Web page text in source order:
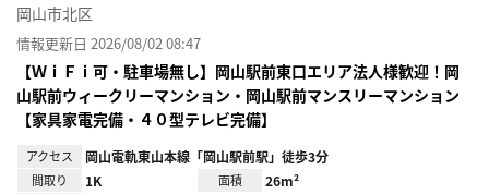
岡山市北区
情報更新日 2026/08/02 08:47
【ＷｉＦｉ可・駐車場無し】岡山駅前東口エリア法人様歓迎！岡
山駅前ウィークリーマンション・岡山駅前マンスリーマンション
【家具家電完備・４０型テレビ完備】
アクセス 岡山電軌東山本線「岡山駅前駅」徒歩3分
間取り 1K 面積 26m²